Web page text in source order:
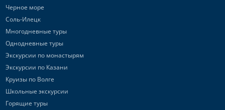
Черное море
Соль-Илецк
Многодневные туры
Однодневные туры
Экскурсии по монастырям
Экскурсии по Казани
Круизы по Волге
Школьные экскурсии
Горящие туры